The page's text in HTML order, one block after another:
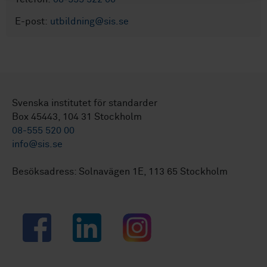
E-post: utbildning@sis.se
Svenska institutet för standarder
Box 45443, 104 31 Stockholm
08-555 520 00
info@sis.se
Besöksadress: Solnavägen 1E, 113 65 Stockholm
Facebook LinkedIn Instagram